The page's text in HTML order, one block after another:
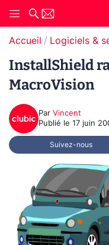
Accueil Logiciels &
InstallShield
MacroVision
Par Vincent
Publié le 17 juin
Suivez-nous